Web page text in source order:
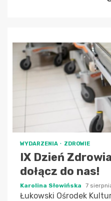
WYDARZENIA ZDROWIE
IX Dzień
dołącz do nas!
Karolina Słowińska 7
Łukowski Ośrodek